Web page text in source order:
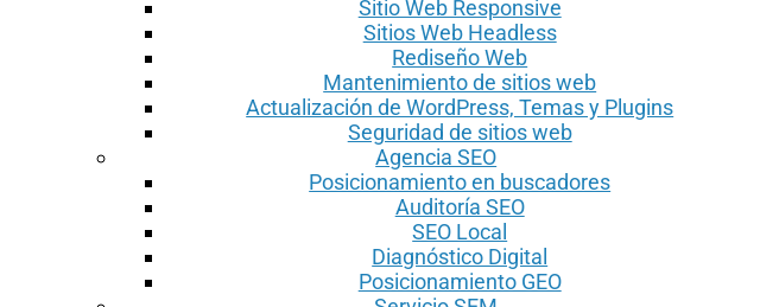
Sitio Web Responsive
Sitios Web Headless
Rediseño Web
Mantenimiento de sitios web
Actualización de WordPress, Temas y Plugins
Seguridad de sitios web
Agencia SEO
Posicionamiento en buscadores
Auditoría SEO
SEO Local
Diagnóstico Digital
Posicionamiento GEO